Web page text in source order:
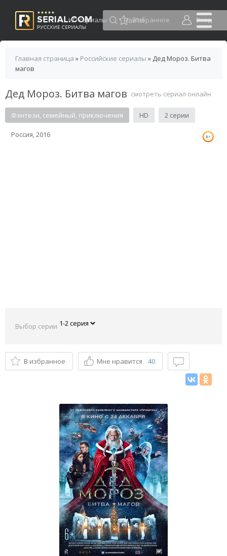
HD сериалы Избранное Вход
Главная страница » Российские сериалы » Дед Мороз. Битва
магов
Дед Мороз. Битва магов смотреть сериал онлайн
Фэнтези, семейный, приключения HD 2 серии
Россия, 2016
Выбор серии
В избранное Мне нравится 40